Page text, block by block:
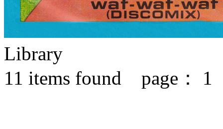
Library
11 items found page： 1